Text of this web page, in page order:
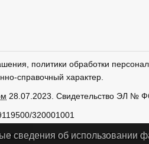
политики обработки
справочный характер.
28.07.2023. Свидетельство ЭЛ №
320001001
персональных данных
сведения об использовании